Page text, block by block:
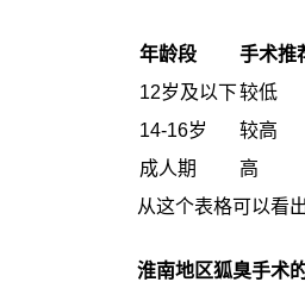
年龄段 手术推
12岁及以下较低
14-16岁
较高
成人期
高
从这个表格可以看
淮南地区狐臭手术